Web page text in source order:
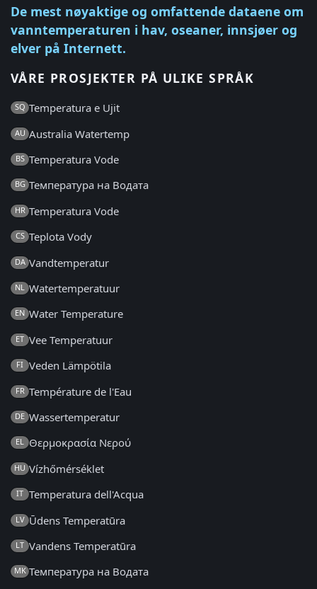
De mest nøyaktige og omfattende dataene om
vanntemperaturen i hav, oseaner, innsjøer og
elver på Internett.
VÅRE PROSJEKTER PÅ ULIKE SPRÅK
SQ Temperatura e Ujit
AU Australia Watertemp
BS Temperatura Vode
BG Температура на Водата
HR Temperatura Vode
CS Teplota Vody
DA Vandtemperatur
NL Watertemperatuur
EN Water Temperature
ET Vee Temperatuur
FI Veden Lämpötila
FR Température de l'Eau
DE Wassertemperatur
EL Θερμοκρασία Νερού
HU Vízhőmérséklet
IT Temperatura dell'Acqua
LV Ūdens Temperatūra
LT Vandens Temperatūra
MK Температура на Водата